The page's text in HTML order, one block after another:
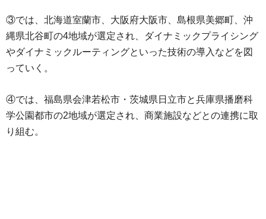
③では、北海道室蘭市、大阪府大阪市、島根県美郷町、沖
縄県北谷町の4地域が選定され、ダイナミックプライシング
やダイナミックルーティングといった技術の導入などを図
っていく。
④では、福島県会津若松市・茨城県日立市と兵庫県播磨科
学公園都市の2地域が選定され、商業施設などとの連携に取
り組む。